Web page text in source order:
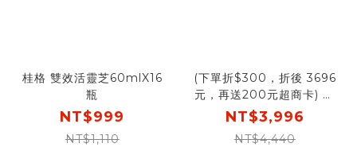
桂格 雙效活靈芝60mlX16
瓶
NT$999
NT$1,110
(下單折$300，折後 3696
元，再送200元超商卡) 桂
格 雙效活靈芝60mlX16瓶
X4盒(箱) [結帳輸入
go300，折後價$3696，
NT$3,996
NT$4,440